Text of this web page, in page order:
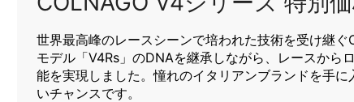
世界最高峰のレースシーンで培われた技術を受け継
モデル「V4Rs」のDNAを継承しながら、レースから
能を実現しました。憧れのイタリアンブランドを手
いチャンスです。